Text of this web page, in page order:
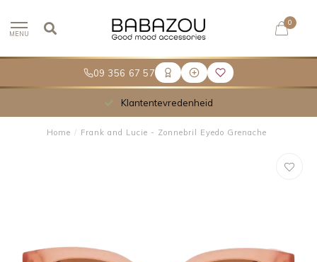
09 356 67 57
MENU
0
Klantentevredenheid
Home / Frank and Lucie - Zonnebril Eyedo Grenache